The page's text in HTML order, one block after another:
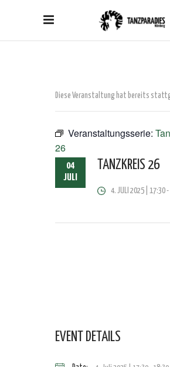
Diese Veranstaltung hat bereits
Veranstaltungsserie:
26
04
JULI
TANZKREIS 26
4. JULI 2025 | 17:30-
EVENT DETAILS